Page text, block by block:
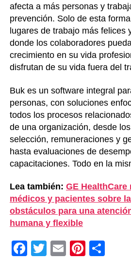
afecta a más personas y
prevención. Solo de esta
lugares de trabajo más felices
donde los colaboradores
crecimiento en su vida
disfrutan de su vida fuera del
Buk es un software integral
personas, con soluciones
todos los procesos
de una organización, desde
selección, remuneraciones y
hasta evaluaciones de
capacitaciones. Todo en la
Lea también: GE
médicos y pacientes sobre
obstáculos para una
humana y flexible
F
T
E
Pi